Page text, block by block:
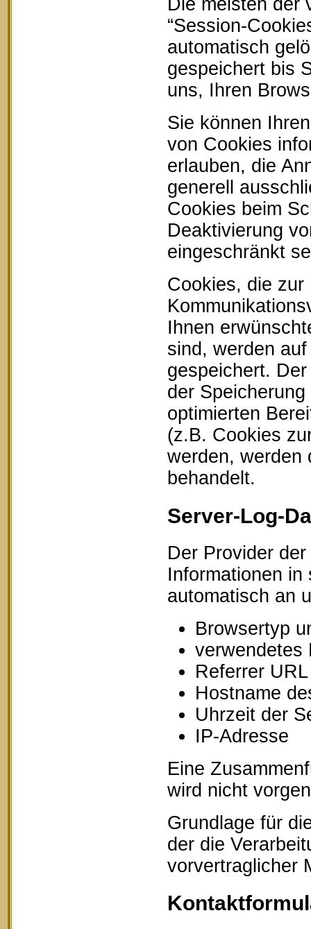
Die meisten der
“Session-
automatisch
gespeichert bis
uns, Ihren
Sie können
von Cookies
erlauben, die
generell
Cookies beim
Deaktivierung
eingeschränkt
Cookies, die zur
Ihnen
sind, werden
gespeichert.
der
optimierten
(z.B. Cookies
werden, werden
behandelt.
Server-Log-
Der Provider
Informationen
automatisch an
Browsertyp
verwendetes
Referrer URL
Hostname
Uhrzeit der
IP-Adresse
Eine
wird nicht
Grundlage für
der die
vorvertraglicher